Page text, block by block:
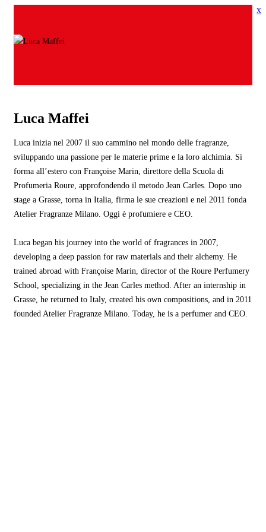
x
Luca Maffei
Luca inizia nel 2007 il suo cammino nel mondo delle fragranze,
sviluppando una passione per le materie prime e la loro alchimia. Si
forma all’estero con Françoise Marin, direttore della Scuola di
Profumeria Roure, approfondendo il metodo Jean Carles. Dopo uno
stage a Grasse, torna in Italia, firma le sue creazioni e nel 2011 fonda
Atelier Fragranze Milano. Oggi è profumiere e CEO.
Luca began his journey into the world of fragrances in 2007,
developing a deep passion for raw materials and their alchemy. He
trained abroad with Françoise Marin, director of the Roure Perfumery
School, specializing in the Jean Carles method. After an internship in
Grasse, he returned to Italy, created his own compositions, and in 2011
founded Atelier Fragranze Milano. Today, he is a perfumer and CEO.